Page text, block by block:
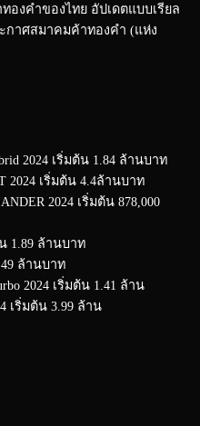
องคำของไทย อัปเดตแบบเรียล
กาศสมาคมค้าทองคำ (แห่ง
2024 เริ่มต้น 1.84 ล้านบาท
2024 เริ่มต้น 4.4ล้านบาท
2024 เริ่มต้น 878,000
1.89 ล้านบาท
ล้านบาท
2024 เริ่มต้น 1.41 ล้าน
เริ่มต้น 3.99 ล้าน